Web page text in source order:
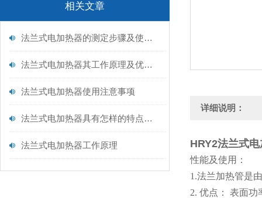
相关文章
法兰式电加热器的测定步骤及使用注意事项如下
法兰式电加热器其工作原理及优点分别如下
法兰式电加热器使用注意事项
法兰式电加热器具有怎样的特点呢？
法兰式电加热器工作原理
详细说明：
HRY2法兰式
性能及使用：
1.法兰加热管是
2. 优点： 表面